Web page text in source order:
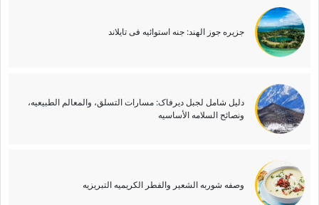
جزیره جوز الهند: جنه استوائیه فی تایلاند
دلیل شامل لجبل دیرفاک: مسارات التسلق، والمعالم الطبیعیه،
ونصائح السلامه الأساسیه
وصفه شوربه الشعیر والفطر الکریمیه التبریزیه